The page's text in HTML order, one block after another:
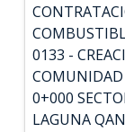
0133 -
0+000
LAGUNA